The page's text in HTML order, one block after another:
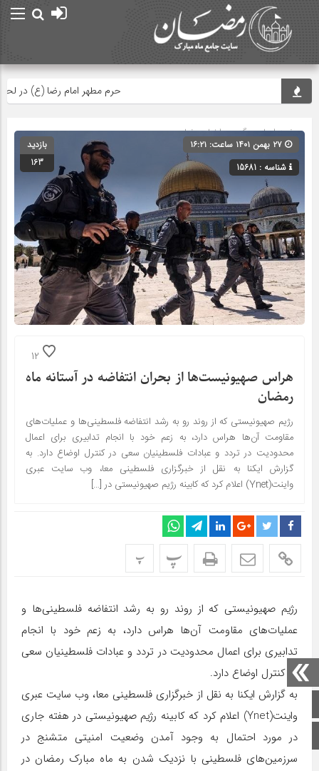
صفحه اصلی
اینستاگرام
حرم مطهر امام رضا (ع) در لحظه
صفحه اصلی» گروه »اخبار رمضان
شناسه : 15681
بازدید
163
12
هراس صهیونیست‌ها از بحران انتفاضه در آستانه ماه
رمضان
رژیم صهیونیستی که از روند رو به رشد انتفاضه فلسطینی‌ها و عملیات‌های
مقاومت آن‌ها هراس دارد، به زعم خود با انجام تدابیری برای اعمال
محدودیت در تردد و عبادات فلسطینیان سعی در کنترل اوضاع دارد. به
گزارش ایکنا به نقل از خبرگزاری فلسطینی معا، وب سایت عبری
واینت(Ynet) اعلام کرد که کابینه رژیم صهیونیستی در […]
پ پ
رژیم صهیونیستی که از روند رو به رشد انتفاضه فلسطینی‌ها و
عملیات‌های مقاومت آن‌ها هراس دارد، به زعم خود با انجام
تدابیری برای اعمال محدودیت در تردد و عبادات فلسطینیان سعی
در کنترل اوضاع دارد.
به گزارش ایکنا به نقل از خبرگزاری فلسطینی معا، وب سایت عبری
واینت(Ynet) اعلام کرد که کابینه رژیم صهیونیستی در هفته جاری
در مورد احتمال به وجود آمدن وضعیت امنیتی متشنج در
سرزمین‌های فلسطینی با نزدیک شدن به ماه مبارک رمضان در